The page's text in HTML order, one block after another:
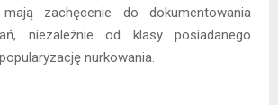
zachęcenie do dokumentowania
niezależnie od klasy posiadanego
nurkowania.